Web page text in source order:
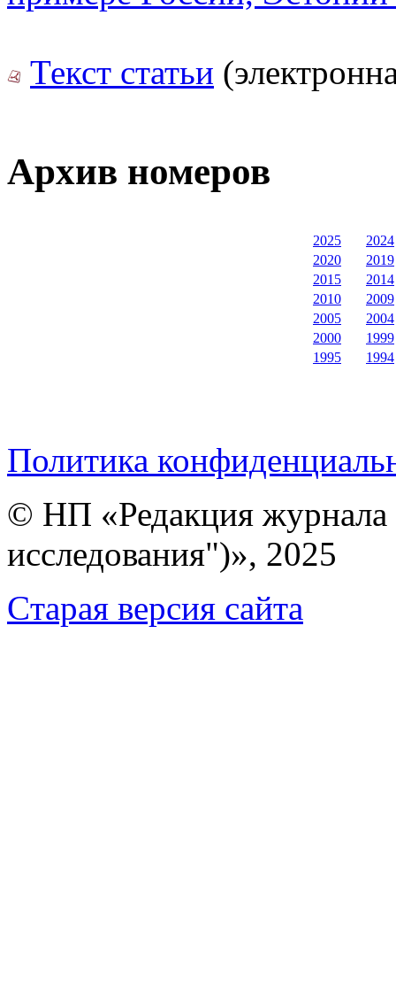
Текст статьи
Архив номеров
2025
2024
2020
2019
2015
2014
2010
2009
2005
2004
2000
1999
1995
1994
Политика
© НП «Редакция
исследования")», 2025
Cтарая версия сайта